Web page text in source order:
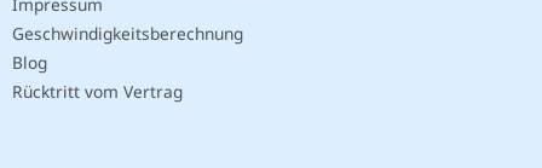
Geschwindigkeitsberechnung
Blog
Rücktritt vom Vertrag